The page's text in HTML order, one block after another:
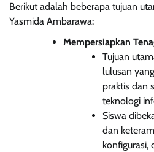
Berikut adalah beberapa tujuan
Yasmida Ambarawa:
Mempersiapkan
Tujuan
lulusan
praktis dan
teknologi
Siswa
dan
konfigurasi,